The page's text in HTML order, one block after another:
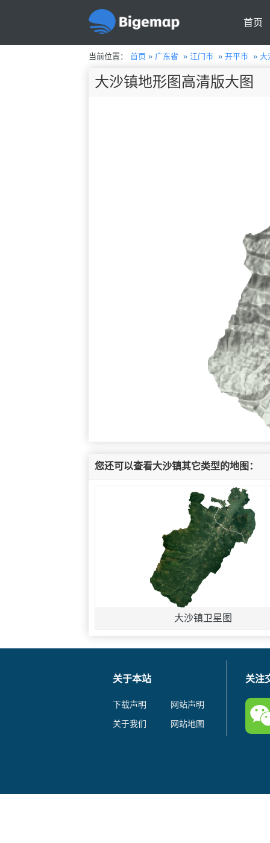
首页
当前位置： 首页» 广东省 » 江门市» 开平市» 大
大沙镇地形图高清版大图
您还可以查看大沙镇其它类型的地图：
大沙镇卫星图
关于本站
下载声明
网站声明
关于我们
网站地图
关注